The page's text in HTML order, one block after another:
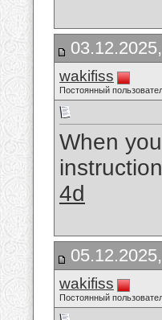
wakifiss
Постоянный
When
4d
wakifiss
Постоянный